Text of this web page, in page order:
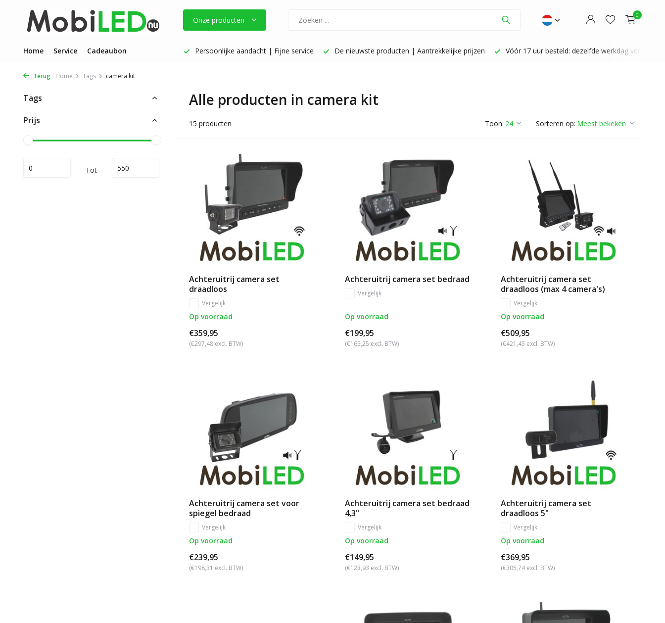
Onze producten
0
Home Service Cadeaubon
Vóór 17 uur besteld: dezelfde werkdag verzonden Persoonlijke aandacht | Fijne service De nieuwste producten | Aantrekkelijke prijzen Vóór 17 uur besteld: dezelfde werkdag verzonden
Terug Home Tags camera kit
Tags
Prijs
Tot
Alle producten in camera kit
15 producten Toon: Sorteren op:
Achteruitrij camera set
draadloos
Vergelijk
Op voorraad
€359,95
(€297,48 excl. BTW)
Achteruitrij camera set bedraad
Vergelijk
Op voorraad
€199,95
(€165,25 excl. BTW)
Achteruitrij camera set
draadloos (max 4 camera's)
Vergelijk
Op voorraad
€509,95
(€421,45 excl. BTW)
Achteruitrij camera set voor
spiegel bedraad
Vergelijk
Op voorraad
€239,95
(€198,31 excl. BTW)
Achteruitrij camera set bedraad
4,3"
Vergelijk
Op voorraad
€149,95
(€123,93 excl. BTW)
Achteruitrij camera set
draadloos 5"
Vergelijk
Op voorraad
€369,95
(€305,74 excl. BTW)